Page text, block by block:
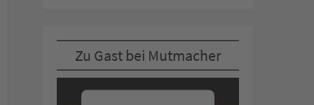
Zu Gast bei Mutmacher